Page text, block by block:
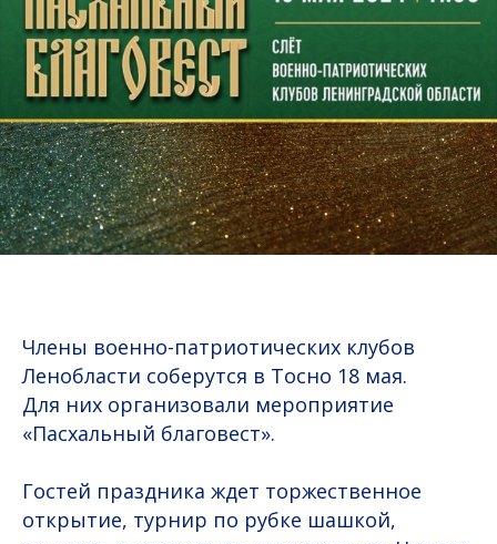
Члены военно-патриотических клубов
Ленобласти соберутся в Тосно 18 мая.
Для них организовали мероприятие
«Пасхальный благовест».
Гостей праздника ждет торжественное
открытие, турнир по рубке шашкой,